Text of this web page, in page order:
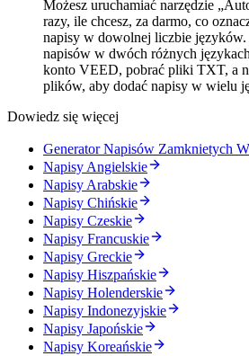
Możesz uruchamiać narzędzie
razy, ile chcesz, za darmo, co
napisy w dowolnej liczbie języków.
napisów w dwóch różnych
konto VEED, pobrać pliki TXT, a
plików, aby dodać napisy w wielu
Dowiedz się więcej
Generator Napisów Zamknietych
Napisy Angielskie
Napisy Arabskie
Napisy Chińskie
Napisy Czeskie
Napisy Francuskie
Napisy Greckie
Napisy Hiszpańskie
Napisy Holenderskie
Napisy Indonezyjskie
Napisy Japońskie
Napisy Koreańskie